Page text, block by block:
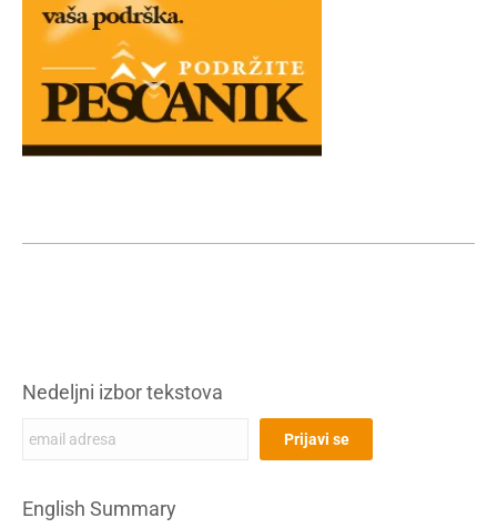
Nedeljni izbor tekstova
English Summary